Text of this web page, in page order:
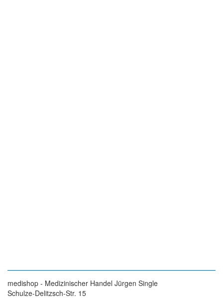
medishop - Medizinischer Handel Jürgen Single
Schulze-Delitzsch-Str. 15